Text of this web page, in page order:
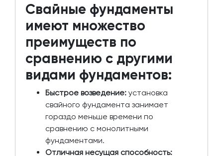
Свайные фундаменты
имеют множество
преимуществ по
сравнению с другими
видами фундаментов:
Быстрое возведение: установка
свайного фундамента занимает
гораздо меньше времени по
сравнению с монолитными
фундаментами.
Отличная несущая способность: